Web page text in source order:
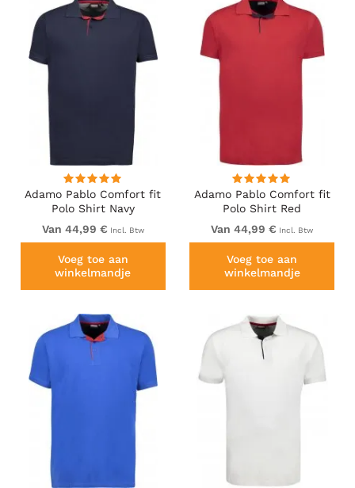
Adamo Pablo Comfort fit
Polo Shirt Navy
Van 44,99 € Incl. Btw
Voeg toe aan
winkelmandje
Adamo Pablo Comfort fit
Polo Shirt Red
Van 44,99 € Incl. Btw
Voeg toe aan
winkelmandje